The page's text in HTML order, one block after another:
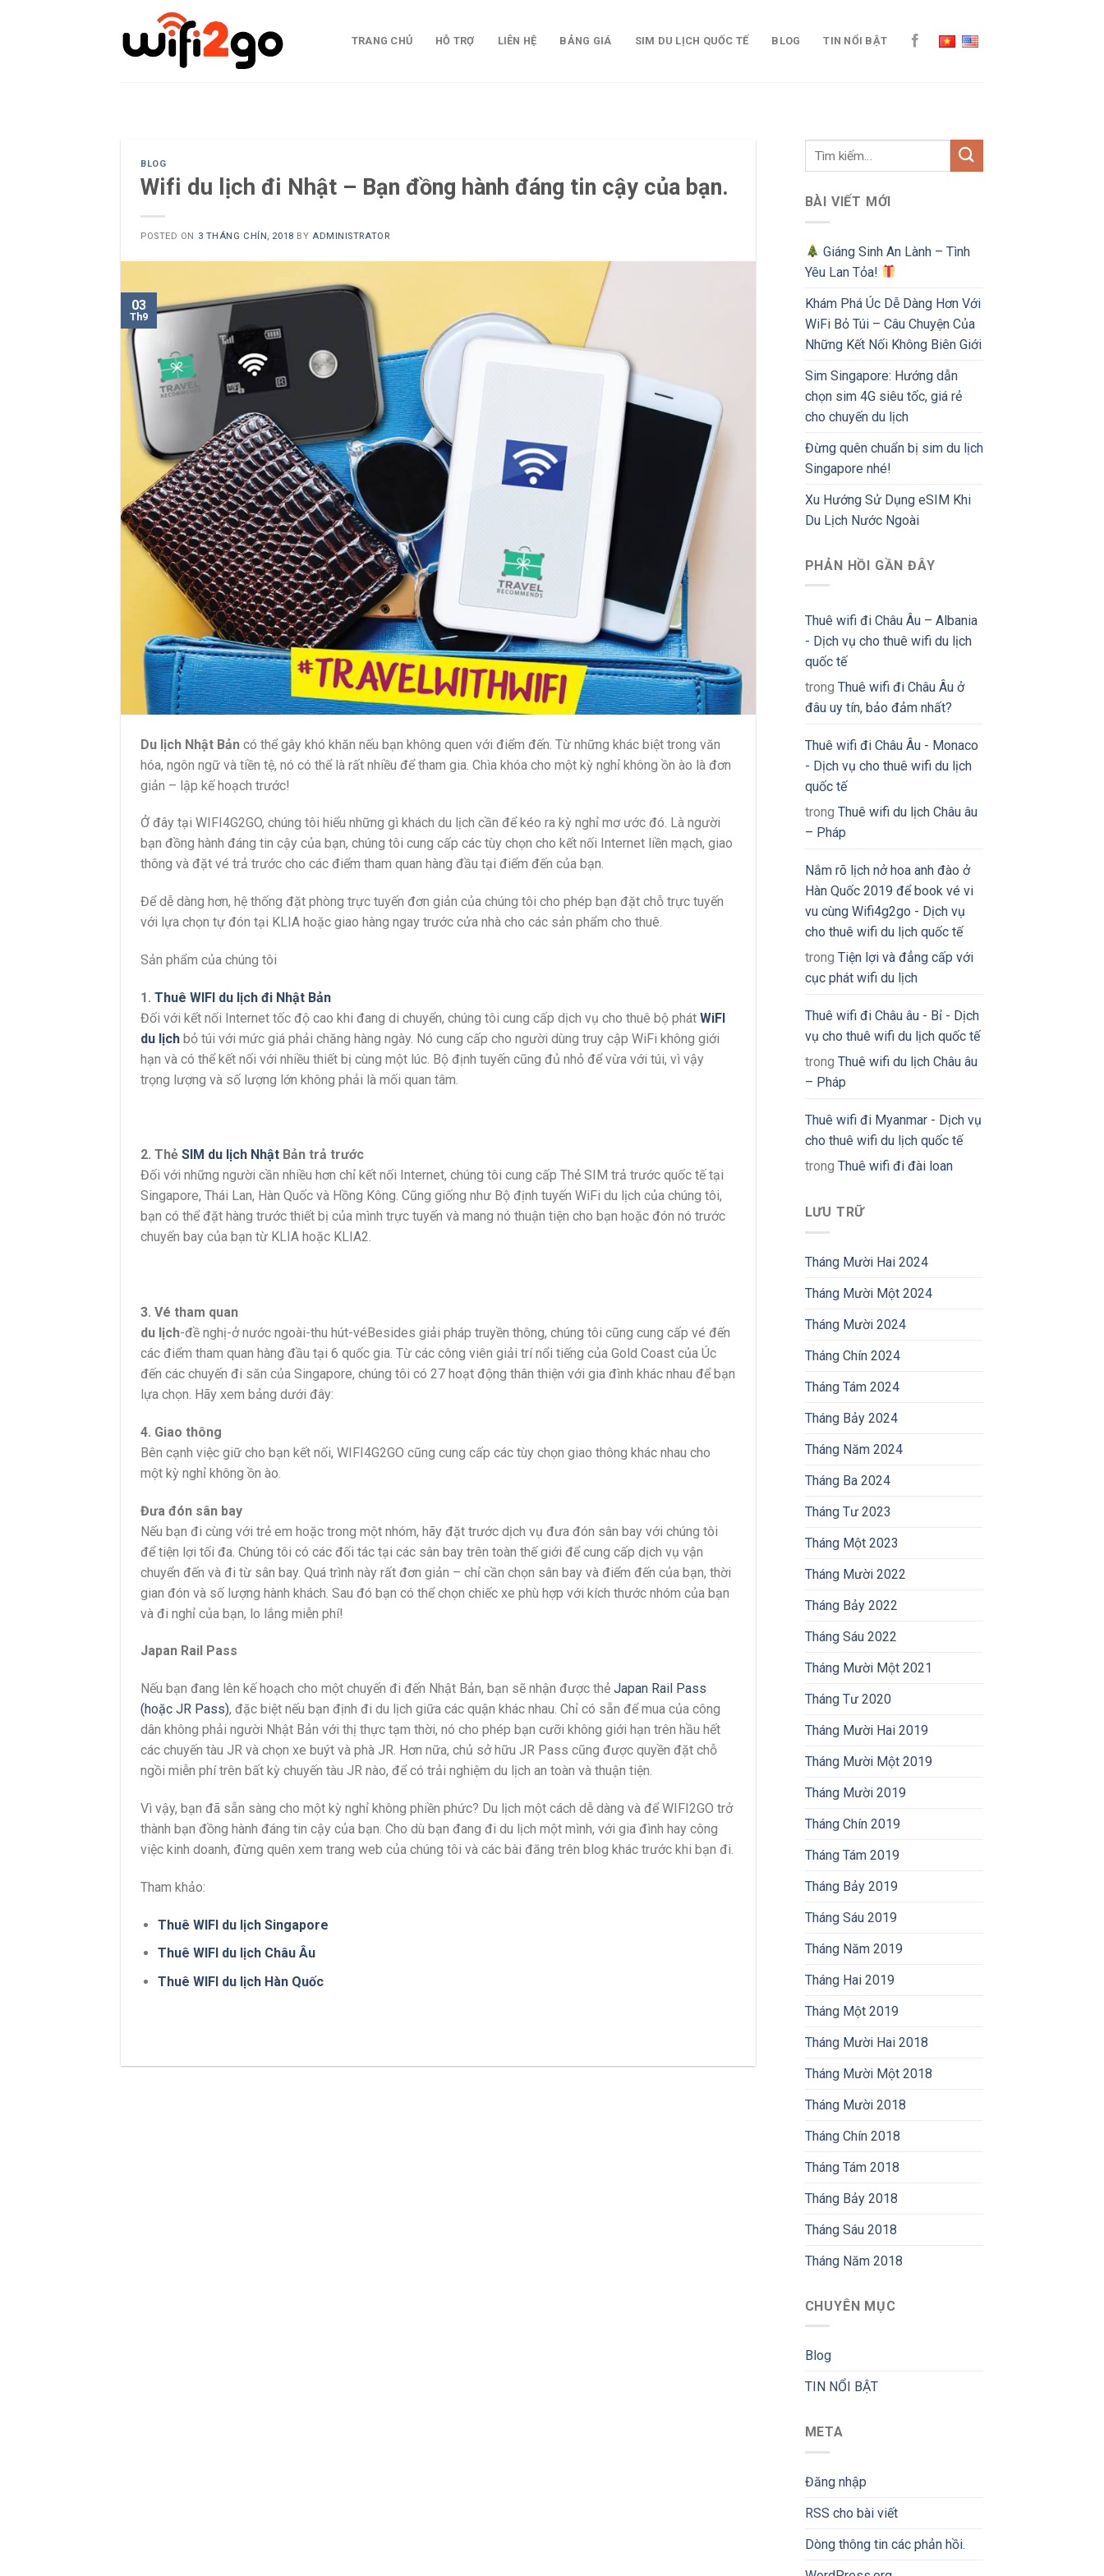
TRANG CHỦ HỖ TRỢ LIÊN HỆ BẢNG GIÁ SIM DU LỊCH QUỐC TẾ BLOG TIN NỔI BẬT
BLOG
Wifi du lịch đi Nhật – Bạn đồng hành đáng tin cậy của bạn.
POSTED ON 3 THÁNG CHÍN, 2018 BY ADMINISTRATOR
03
Th9
Du lịch Nhật Bản có thể gây khó khăn nếu bạn không quen với điểm đến. Từ những khác biệt trong văn
hóa, ngôn ngữ và tiền tệ, nó có thể là rất nhiều để tham gia. Chìa khóa cho một kỳ nghỉ không ồn ào là đơn
giản – lập kế hoạch trước!
Ở đây tại WIFI4G2GO, chúng tôi hiểu những gì khách du lịch cần để kéo ra kỳ nghỉ mơ ước đó. Là người
bạn đồng hành đáng tin cậy của bạn, chúng tôi cung cấp các tùy chọn cho kết nối Internet liền mạch, giao
thông và đặt vé trả trước cho các điểm tham quan hàng đầu tại điểm đến của bạn.
Để dễ dàng hơn, hệ thống đặt phòng trực tuyến đơn giản của chúng tôi cho phép bạn đặt chỗ trực tuyến
với lựa chọn tự đón tại KLIA hoặc giao hàng ngay trước cửa nhà cho các sản phẩm cho thuê.
Sản phẩm của chúng tôi
1. Thuê WIFI du lịch đi Nhật Bản
Đối với kết nối Internet tốc độ cao khi đang di chuyển, chúng tôi cung cấp dịch vụ cho thuê bộ phát WiFI
du lịch bỏ túi với mức giá phải chăng hàng ngày. Nó cung cấp cho người dùng truy cập WiFi không giới
hạn và có thể kết nối với nhiều thiết bị cùng một lúc. Bộ định tuyến cũng đủ nhỏ để vừa với túi, vì vậy
trọng lượng và số lượng lớn không phải là mối quan tâm.
2. Thẻ SIM du lịch Nhật Bản trả trước
Đối với những người cần nhiều hơn chỉ kết nối Internet, chúng tôi cung cấp Thẻ SIM trả trước quốc tế tại
Singapore, Thái Lan, Hàn Quốc và Hồng Kông. Cũng giống như Bộ định tuyến WiFi du lịch của chúng tôi,
bạn có thể đặt hàng trước thiết bị của mình trực tuyến và mang nó thuận tiện cho bạn hoặc đón nó trước
chuyến bay của bạn từ KLIA hoặc KLIA2.
3. Vé tham quan
du lịch-đề nghị-ở nước ngoài-thu hút-véBesides giải pháp truyền thông, chúng tôi cũng cung cấp vé đến
các điểm tham quan hàng đầu tại 6 quốc gia. Từ các công viên giải trí nổi tiếng của Gold Coast của Úc
đến các chuyến đi săn của Singapore, chúng tôi có 27 hoạt động thân thiện với gia đình khác nhau để bạn
lựa chọn. Hãy xem bảng dưới đây:
4. Giao thông
Bên cạnh việc giữ cho bạn kết nối, WIFI4G2GO cũng cung cấp các tùy chọn giao thông khác nhau cho
một kỳ nghỉ không ồn ào.
Đưa đón sân bay
Nếu bạn đi cùng với trẻ em hoặc trong một nhóm, hãy đặt trước dịch vụ đưa đón sân bay với chúng tôi
để tiện lợi tối đa. Chúng tôi có các đối tác tại các sân bay trên toàn thế giới để cung cấp dịch vụ vận
chuyển đến và đi từ sân bay. Quá trình này rất đơn giản – chỉ cần chọn sân bay và điểm đến của bạn, thời
gian đón và số lượng hành khách. Sau đó bạn có thể chọn chiếc xe phù hợp với kích thước nhóm của bạn
và đi nghỉ của bạn, lo lắng miễn phí!
Japan Rail Pass
Nếu bạn đang lên kế hoạch cho một chuyến đi đến Nhật Bản, bạn sẽ nhận được thẻ Japan Rail Pass
(hoặc JR Pass), đặc biệt nếu bạn định đi du lịch giữa các quận khác nhau. Chỉ có sẵn để mua của công
dân không phải người Nhật Bản với thị thực tạm thời, nó cho phép bạn cưỡi không giới hạn trên hầu hết
các chuyến tàu JR và chọn xe buýt và phà JR. Hơn nữa, chủ sở hữu JR Pass cũng được quyền đặt chỗ
ngồi miễn phí trên bất kỳ chuyến tàu JR nào, để có trải nghiệm du lịch an toàn và thuận tiện.
Vì vậy, bạn đã sẵn sàng cho một kỳ nghỉ không phiền phức? Du lịch một cách dễ dàng và để WIFI2GO trở
thành bạn đồng hành đáng tin cậy của bạn. Cho dù bạn đang đi du lịch một mình, với gia đình hay công
việc kinh doanh, đừng quên xem trang web của chúng tôi và các bài đăng trên blog khác trước khi bạn đi.
Tham khảo:
Thuê WIFI du lịch Singapore
Thuê WIFI du lịch Châu Âu
Thuê WIFI du lịch Hàn Quốc
BÀI VIẾT MỚI
Giáng Sinh An Lành – Tình
Yêu Lan Tỏa!
Khám Phá Úc Dễ Dàng Hơn Với
WiFi Bỏ Túi – Câu Chuyện Của
Những Kết Nối Không Biên Giới
Sim Singapore: Hướng dẫn
chọn sim 4G siêu tốc, giá rẻ
cho chuyến du lịch
Đừng quên chuẩn bị sim du lịch
Singapore nhé!
Xu Hướng Sử Dụng eSIM Khi
Du Lịch Nước Ngoài
PHẢN HỒI GẦN ĐÂY
Thuê wifi đi Châu Âu – Albania
- Dịch vụ cho thuê wifi du lịch
quốc tế
trong Thuê wifi đi Châu Âu ở
đâu uy tín, bảo đảm nhất?
Thuê wifi đi Châu Âu - Monaco
- Dịch vụ cho thuê wifi du lịch
quốc tế
trong Thuê wifi du lịch Châu âu
– Pháp
Nắm rõ lịch nở hoa anh đào ở
Hàn Quốc 2019 để book vé vi
vu cùng Wifi4g2go - Dịch vụ
cho thuê wifi du lịch quốc tế
trong Tiện lợi và đẳng cấp với
cục phát wifi du lịch
Thuê wifi đi Châu âu - Bỉ - Dịch
vụ cho thuê wifi du lịch quốc tế
trong Thuê wifi du lịch Châu âu
– Pháp
Thuê wifi đi Myanmar - Dịch vụ
cho thuê wifi du lịch quốc tế
trong Thuê wifi đi đài loan
LƯU TRỮ
Tháng Mười Hai 2024
Tháng Mười Một 2024
Tháng Mười 2024
Tháng Chín 2024
Tháng Tám 2024
Tháng Bảy 2024
Tháng Năm 2024
Tháng Ba 2024
Tháng Tư 2023
Tháng Một 2023
Tháng Mười 2022
Tháng Bảy 2022
Tháng Sáu 2022
Tháng Mười Một 2021
Tháng Tư 2020
Tháng Mười Hai 2019
Tháng Mười Một 2019
Tháng Mười 2019
Tháng Chín 2019
Tháng Tám 2019
Tháng Bảy 2019
Tháng Sáu 2019
Tháng Năm 2019
Tháng Hai 2019
Tháng Một 2019
Tháng Mười Hai 2018
Tháng Mười Một 2018
Tháng Mười 2018
Tháng Chín 2018
Tháng Tám 2018
Tháng Bảy 2018
Tháng Sáu 2018
Tháng Năm 2018
CHUYÊN MỤC
Blog
TIN NỔI BẬT
META
Đăng nhập
RSS cho bài viết
Dòng thông tincác phản hồi.